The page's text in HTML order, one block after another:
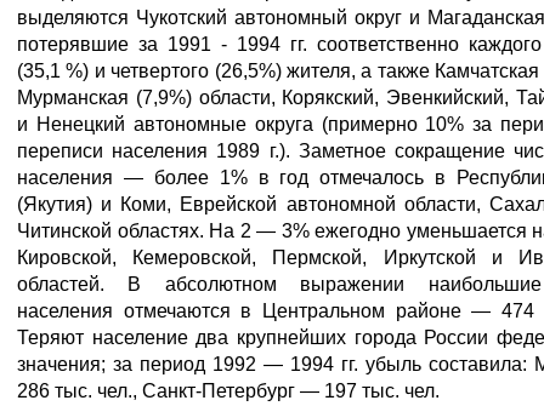
выделяются Чукотский автономный округ и
потерявшие за 1991 - 1994 гг. соответственно каждого
(35,1 %) и четвертого (26,5%) жителя, а также
Мурманская (7,9%) области, Корякский, Эвенкийский,
и Ненецкий автономные округа (примерно 10% за
переписи населения 1989 г.). Заметное сокращение
населения — более 1% в год отмечалось в
(Якутия) и Коми, Еврейской автономной области,
Читинской областях. На 2 — 3% ежегодно уменьшается
Кировской, Кемеровской, Пермской, Иркутской и
областей. В абсолютном выражении
населения отмечаются в Центральном районе — 474
Теряют население два крупнейших города России
значения; за период 1992 — 1994 гг. убыль составила:
286 тыс. чел., Санкт-Петербург — 197 тыс. чел.